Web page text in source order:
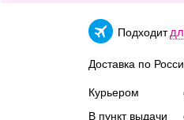
Подходит
Доставка по
Курьером
В пункт выдачи